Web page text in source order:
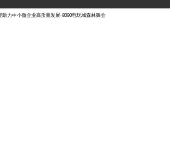
助力中小微企业高质量发展-8090电玩城森林舞会